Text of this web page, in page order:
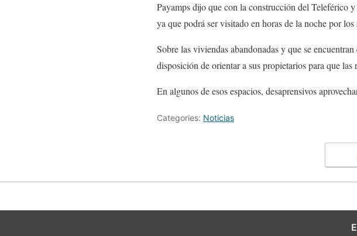
Payamps dijo que con la construcción del Teleférico
ya que podrá ser visitado en horas de la noche por
Sobre las viviendas abandonadas y que se
disposición de orientar a sus propietarios para que las
En algunos de esos espacios, desaprensivos
Categories: Noticias